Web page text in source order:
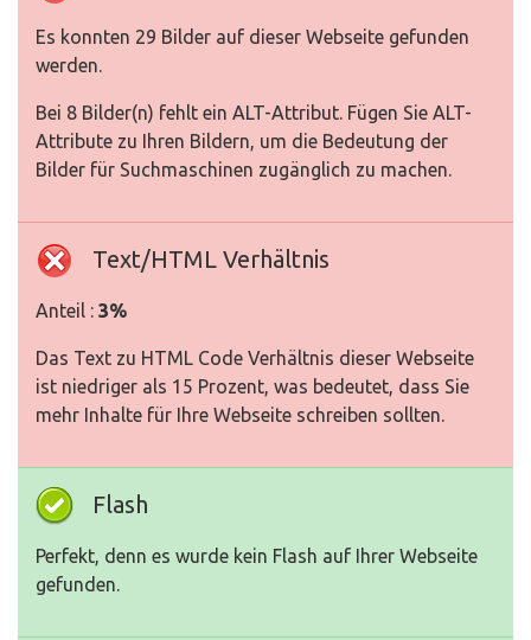
Es konnten 29 Bilder auf dieser Webseite gefunden
werden.
Bei 8 Bilder(n) fehlt ein ALT-Attribut. Fügen Sie ALT-
Attribute zu Ihren Bildern, um die Bedeutung der
Bilder für Suchmaschinen zugänglich zu machen.
Text/HTML Verhältnis
Anteil : 3%
Das Text zu HTML Code Verhältnis dieser Webseite
ist niedriger als 15 Prozent, was bedeutet, dass Sie
mehr Inhalte für Ihre Webseite schreiben sollten.
Flash
Perfekt, denn es wurde kein Flash auf Ihrer Webseite
gefunden.